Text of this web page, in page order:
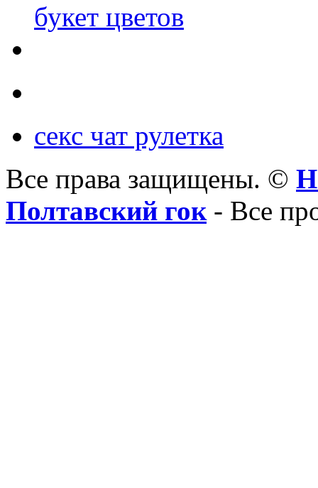
букет цветов
секс чат рулетка
Все права защищены. ©
Полтавский гок- Все